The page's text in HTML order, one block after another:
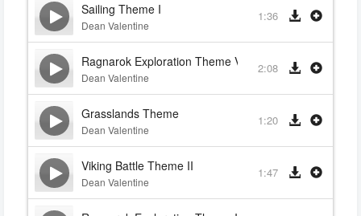
Sailing Theme I
Dean Valentine
1:36
Ragnarok Exploration Theme V
Dean Valentine
2:08
Grasslands Theme
Dean Valentine
1:20
Viking Battle Theme II
Dean Valentine
1:47